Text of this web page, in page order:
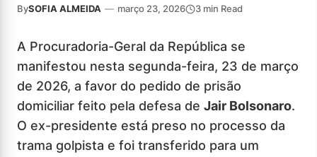
BySOFIA ALMEIDA — março 23, 2026 3 min Read
A Procuradoria-Geral da República se
manifestou nesta segunda-feira, 23 de março
de 2026, a favor do pedido de prisão
domiciliar feito pela defesa de Jair Bolsonaro.
O ex-presidente está preso no processo da
trama golpista e foi transferido para um